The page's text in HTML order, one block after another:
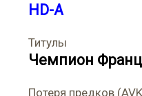
HD-A
Титулы
Чемпион
Потеря предков